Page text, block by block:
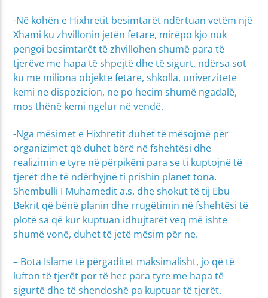
-Në kohën e Hixhretit besimtarët ndërtuan vetëm një
Xhami ku zhvillonin jetën fetare, mirëpo kjo nuk
pengoi besimtarët të zhvillohen shumë para të
tjerëve me hapa të shpejtë dhe të sigurt, ndërsa sot
ku me miliona objekte fetare, shkolla, univerzitete
kemi ne dispozicion, ne po hecim shumë ngadalë,
mos thënë kemi ngelur në vendë.
-Nga mësimet e Hixhretit duhet të mësojmë për
organizimet që duhet bërë në fshehtësi dhe
realizimin e tyre në përpikëni para se ti kuptojnë të
tjerët dhe të ndërhyjnë ti prishin planet tona.
Shembulli I Muhamedit a.s. dhe shokut të tij Ebu
Bekrit që bënë planin dhe rrugëtimin në fshehtësi të
plotë sa që kur kuptuan idhujtarët veq më ishte
shumë vonë, duhet të jetë mësim për ne.
– Bota Islame të përgaditet maksimalisht, jo që të
lufton të tjerët por të hec para tyre me hapa të
sigurtë dhe të shendoshë pa kuptuar të tjerët.